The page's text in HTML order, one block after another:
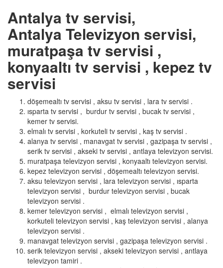
Antalya tv servisi,
Antalya Televizyon servisi,
muratpaşa tv servisi ,
konyaaltı tv servisi , kepez tv
servisi
döşemealtı tv servisi , aksu tv servisi , lara tv servisi .
ısparta tv servisi , burdur tv servisi , bucak tv servisi ,
kemer tv servisi.
elmalı tv servisi , korkuteli tv servisi , kaş tv servisi .
alanya tv servisi , manavgat tv servisi , gazipaşa tv servisi ,
serik tv servisi , akseki tv servisi , antlaya televizyon servisi.
muratpaşa televizyon servisi , konyaaltı televizyon servisi.
kepez televizyon servisi , döşemealtı televizyon servisi.
aksu televizyon servisi , lara televizyon servisi , ısparta
televizyon servisi , burdur televizyon servisi , bucak
televizyon servisi .
kemer televizyon servisi , elmalı televizyon servisi ,
korkuteli televizyon servisi , kaş televizyon servisi , alanya
televizyon servisi .
manavgat televizyon servisi , gazipaşa televizyon servisi .
serik televizyon servisi , akseki televizyon servisi , antlaya
televizyon tamiri .